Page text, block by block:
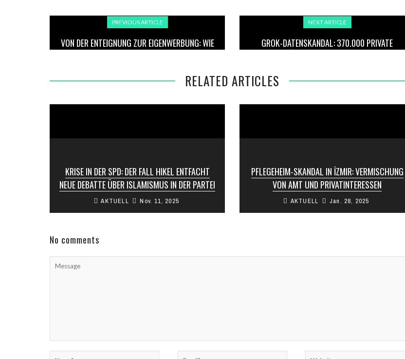
PREVIOUS ARTICLE
VON DER ENTEIGNUNG ZUR EIGENWERBUNG: WIE
NEXT ARTICLE
GROK-DATENSKANDAL: 370.000 PRIVATE
RELATED ARTICLES
KRISE IN DER SPD: DER FALL HIKEL ENTFACHT
NEUE DEBATTE ÜBER ISLAMISMUS IN DER PARTEI
In der deutschen Sozialdemokratischen Partei
(SPD) brodelt es erneut. Der Bürgermeister des
AKTUELL Nov. 11, 2025
PFLEGEHEIM-SKANDAL IN İZMIR: VERMISCHUNG
VON AMT UND PRIVATINTERESSEN
In İzmir Menderes sorgt die Übertragung eines
Pflegeheims an die Ehefrau eines hochrangigen
AKTUELL Jan. 28, 2025
No comments